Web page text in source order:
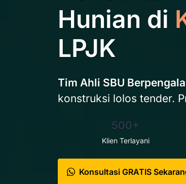
Hunian di
LPJK
Tim Ahli SBU
konstruksi lolos tender.
500+
Klien Terlayani
Konsultasi GRATIS